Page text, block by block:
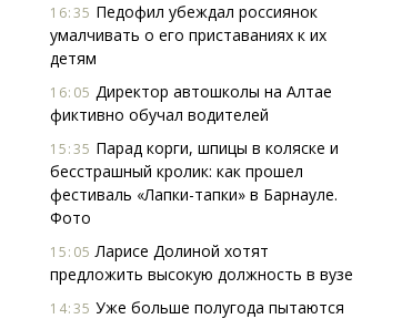
16:35 Педофил убеждал россиянок
умалчивать о его приставаниях к их
детям
16:05 Директор автошколы на Алтае
фиктивно обучал водителей
15:35 Парад корги, шпицы в коляске и
бесстрашный кролик: как прошел
фестиваль «Лапки-тапки» в Барнауле.
Фото
15:05 Ларисе Долиной хотят
предложить высокую должность в вузе
14:35 Уже больше полугода пытаются